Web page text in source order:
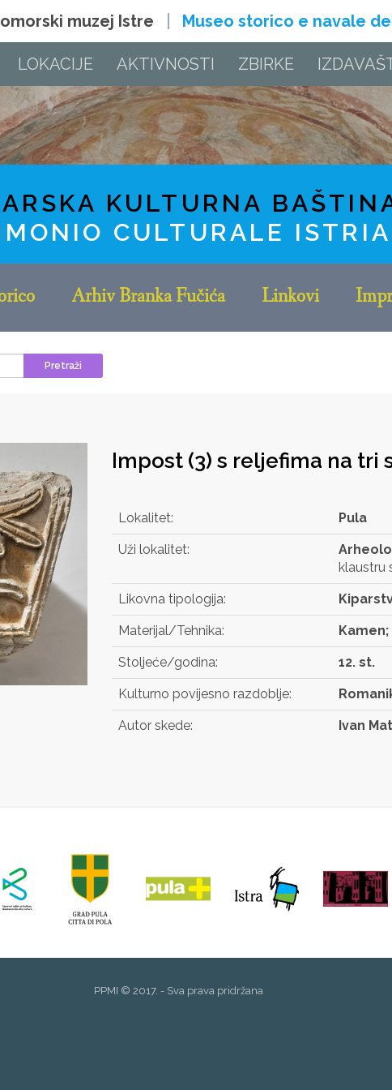
muzej Istre Museo storico e navale
LOKACIJE AKTIVNOSTI ZBIRKE
KULTURNA
CULTURALE
Arhiv Branka Fučića Linkovi
Pretraži
Impost (3) s reljefima na tri
Lokalitet: Pula
Uži lokalitet:
klaustru
Likovna tipologija:
Materijal/Tehnika: Kamen;
Stoljeće/godina: 12. st.
Kulturno povijesno razdoblje:
Autor skede: Ivan
PPMI © 2017. - Sva prava pridržana